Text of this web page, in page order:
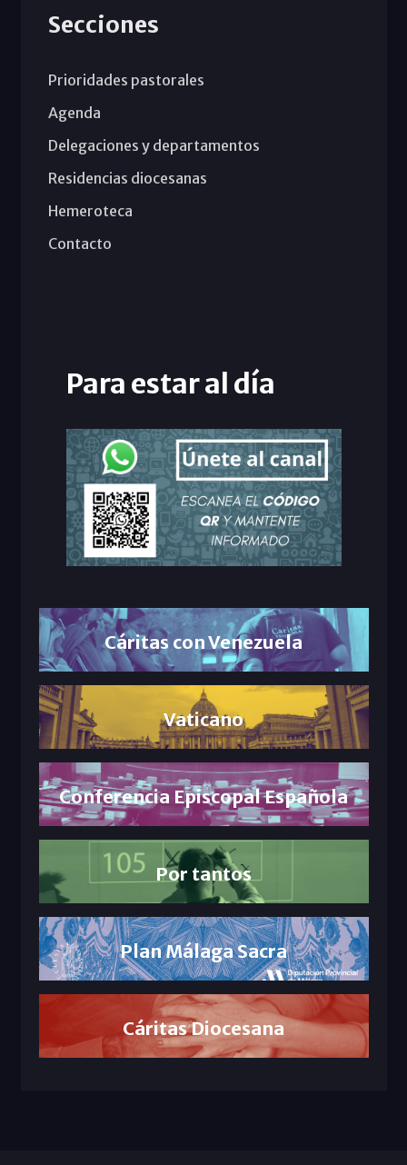
Secciones
Prioridades pastorales
Agenda
Delegaciones y departamentos
Residencias diocesanas
Hemeroteca
Contacto
Para estar al día
Cáritas con Venezuela
Vaticano
Conferencia Episcopal Española
Por tantos
Plan Málaga Sacra
Cáritas Diocesana